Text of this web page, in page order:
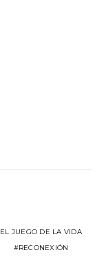
EL JUEGO DE LA VIDA
RECONEXIÓN